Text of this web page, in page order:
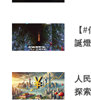
【
誕
人
探